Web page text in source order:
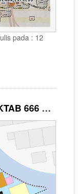
pada : 12
ALOKASI TENDA MINA MAKTAB 666 SYARIKAH AL BAIT GUESTS